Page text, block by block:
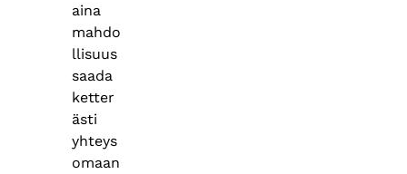
aina
mahdo
llisuus
saada
ketter
ästi
yhteys
omaan